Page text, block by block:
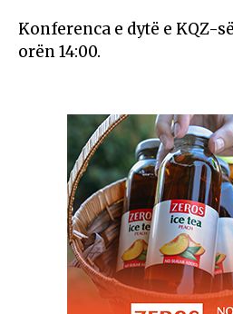
Konferenca e dytë e KQZ-
orën 14:00.